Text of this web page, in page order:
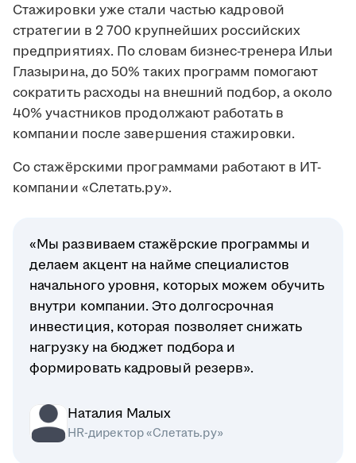
Стажировки уже стали частью кадровой
стратегии в 2 700 крупнейших российских
предприятиях. По словам бизнес-тренера Ильи
Глазырина, до 50% таких программ помогают
сократить расходы на внешний подбор, а около
40% участников продолжают работать в
компании после завершения стажировки.
Со стажёрскими программами работают в ИТ-
компании «Слетать.ру».
«Мы развиваем стажёрские программы и
делаем акцент на найме специалистов
начального уровня, которых можем обучить
внутри компании. Это долгосрочная
инвестиция, которая позволяет снижать
нагрузку на бюджет подбора и
формировать кадровый резерв».
Наталия Малых
HR-директор «Слетать.ру»